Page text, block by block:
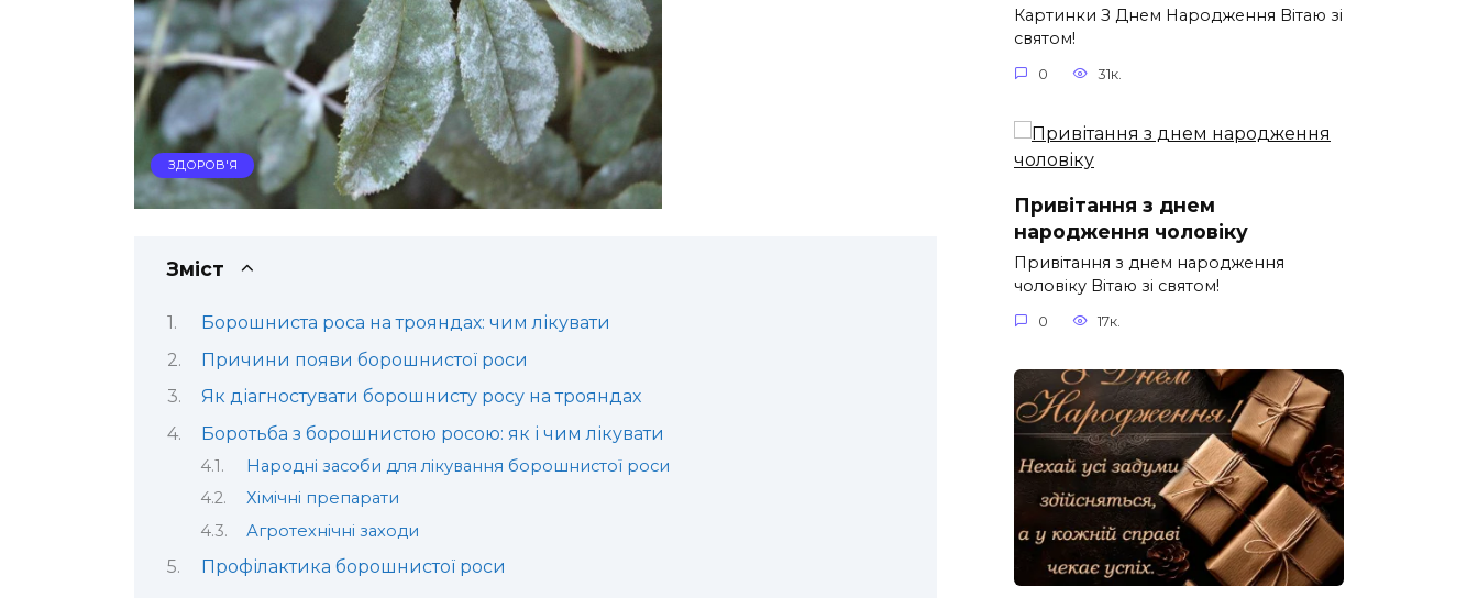
ЗДОРОВ'Я
Зміст
Борошниста роса на трояндах: чим лікувати
Причини появи борошнистої роси
Як діагностувати борошнисту росу на трояндах
Боротьба з борошнистою росою: як і чим лікувати
Народні засоби для лікування борошнистої роси
Хімічні препарати
Агротехнічні заходи
Профілактика борошнистої роси
Картинки З Днем Народження Вітаю зі
святом!
0 31к.
Привітання з днем
народження чоловіку
Привітання з днем народження
чоловіку Вітаю зі святом!
0 17к.